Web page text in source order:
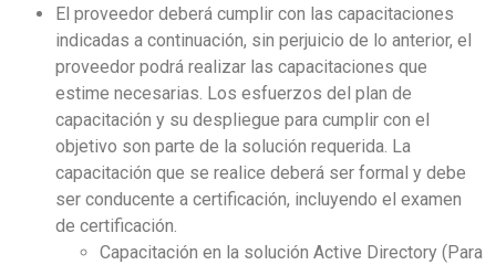
El proveedor deberá cumplir con las capacitaciones
indicadas a continuación, sin perjuicio de lo anterior, el
proveedor podrá realizar las capacitaciones que
estime necesarias. Los esfuerzos del plan de
capacitación y su despliegue para cumplir con el
objetivo son parte de la solución requerida. La
capacitación que se realice deberá ser formal y debe
ser conducente a certificación, incluyendo el examen
de certificación.
Capacitación en la solución Active Directory (Para